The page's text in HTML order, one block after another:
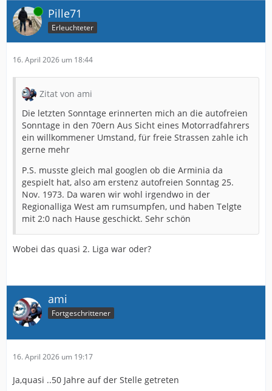
Online Pille71
Erleuchteter
16. April 2026 um 18:44
Zitat von ami
Die letzten Sonntage erinnerten mich an die autofreien
Sonntage in den 70ern Aus Sicht eines Motorradfahrers
ein willkommener Umstand, für freie Strassen zahle ich
gerne mehr
P.S. musste gleich mal googlen ob die Arminia da
gespielt hat, also am erstenz autofreien Sonntag 25.
Nov. 1973. Da waren wir wohl irgendwo in der
Regionalliga West am rumsumpfen, und haben Telgte
mit 2:0 nach Hause geschickt. Sehr schön
Wobei das quasi 2. Liga war oder?
ami
Fortgeschrittener
16. April 2026 um 19:17
Ja,quasi ..50 Jahre auf der Stelle getreten